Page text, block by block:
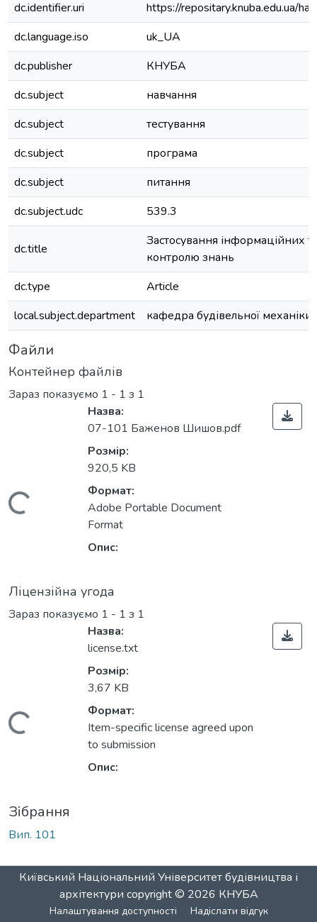
dc.identifier.uri
https://repositary.knuba.edu.ua/
dc.language.iso
uk_UA
dc.publisher
КНУБА
dc.subject
навчання
dc.subject
тестування
dc.subject
програма
dc.subject
питання
dc.subject.udc
539.3
dc.title
Застосування інформаційних
контролю знань
dc.type
Article
local.subject.department
кафедра будівельної механіки
Файли
Контейнер файлів
Зараз показуємо 1 - 1 з 1
Вантажиться...
Назва:
07-101 Баженов Шишов.pdf
Розмір:
920,5 KB
Формат:
Adobe Portable Document
Format
Опис:
Ліцензійна угода
Зараз показуємо 1 - 1 з 1
Вантажиться...
Назва:
license.txt
Розмір:
3,67 KB
Формат:
Item-specific license agreed upon
to submission
Опис:
Зібрання
Вип. 101
Київський Національний Університет будівництва і
архітектури copyright © 2026 КНУБА
Налаштування доступності Надіслати відгук